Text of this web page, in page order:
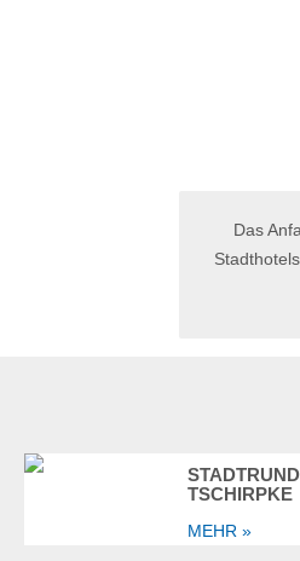
Das
TSCHIRPKE
MEHR »